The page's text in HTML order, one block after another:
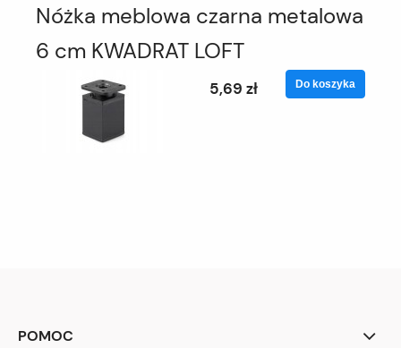
Nóżka meblowa czarna metalowa
6 cm KWADRAT LOFT
5,69 zł Do koszyka
POMOC